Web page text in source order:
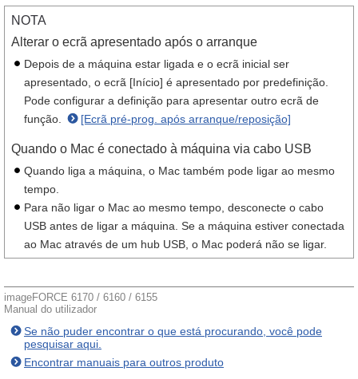
NOTA
Alterar o ecrã apresentado após o arranque
Depois de a máquina estar ligada e o ecrã inicial ser
apresentado, o ecrã [Início] é apresentado por predefinição.
Pode configurar a definição para apresentar outro ecrã de
função.
[Ecrã pré-prog. após arranque/reposição]
Quando o Mac é conectado à máquina via cabo USB
Quando liga a máquina, o Mac também pode ligar ao mesmo
tempo.
Para não ligar o Mac ao mesmo tempo, desconecte o cabo
USB antes de ligar a máquina. Se a máquina estiver conectada
ao Mac através de um hub USB, o Mac poderá não se ligar.
imageFORCE 6170 / 6160 / 6155
Manual do utilizador
Se não puder encontrar o que está procurando, você pode
pesquisar aqui.
Encontrar manuais para outros produto